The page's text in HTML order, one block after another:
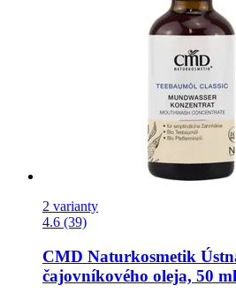
2 varianty
4.6 (39)
CMD Naturkosmetik
čajovníkového oleja, 50 ml